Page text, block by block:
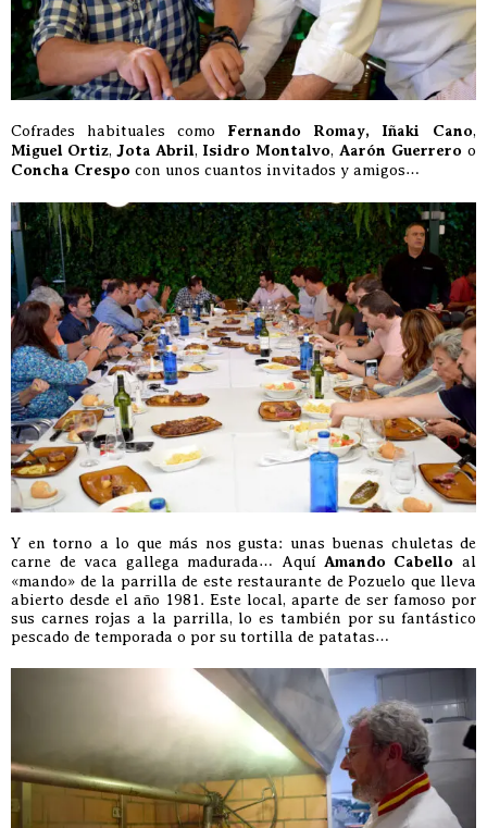
Cofrades habituales como Fernando Romay, Iñaki Cano,
Miguel Ortiz, Jota Abril, Isidro Montalvo, Aarón Guerrero o
Concha Crespo con unos cuantos invitados y amigos…
Y en torno a lo que más nos gusta: unas buenas chuletas de
carne de vaca gallega madurada… Aquí Amando Cabello al
«mando» de la parrilla de este restaurante de Pozuelo que lleva
abierto desde el año 1981. Este local, aparte de ser famoso por
sus carnes rojas a la parrilla, lo es también por su fantástico
pescado de temporada o por su tortilla de patatas…